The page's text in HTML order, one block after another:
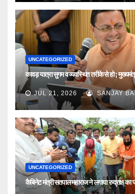
UNCATEGORIZED
कावड़ यात्रा सुगम व व्यवस्थित तरीके से हो ;
JUL 21, 2026 SANJAY
UNCATEGORIZED
कैबिनेट मंत्री सतपाल महाराज ने लगाया रुद्राक्ष का